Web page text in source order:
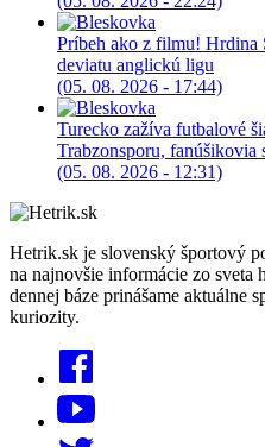
Príbeh ako z filmu! Hrdina
deviatu anglickú ligu
(05. 08. 2026 - 17:44)
Turecko zažíva futbalové
Trabzonsporu, fanúšikovia
(05. 08. 2026 - 12:31)
Hetrik.sk je slovenský športový
na najnovšie informácie zo sveta
dennej báze prinášame aktuálne
kuriozity.